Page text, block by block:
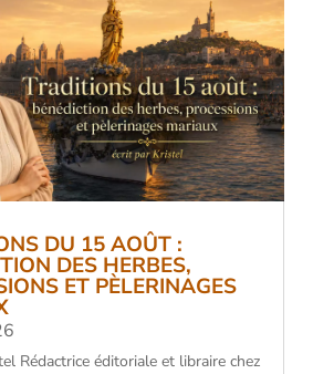
DU 15 AOÛT :
DES HERBES,
ET PÈLERINAGES
Rédactrice éditoriale et libraire chez